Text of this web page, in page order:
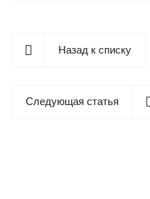
Назад к списку
Следующая статья